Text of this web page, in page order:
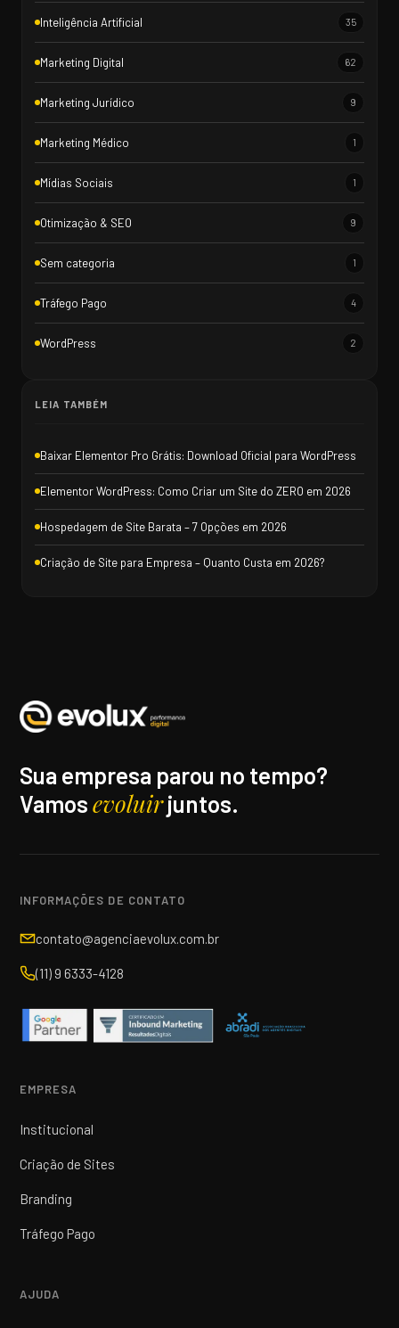
Inteligência Artificial 35
Marketing Digital 62
Marketing Jurídico 9
Marketing Médico 1
Mídias Sociais 1
Otimização & SEO 9
Sem categoria 1
Tráfego Pago 4
WordPress 2
LEIA TAMBÉM
Baixar Elementor Pro Grátis: Download Oficial para WordPress
Elementor WordPress: Como Criar um Site do ZERO em 2026
Hospedagem de Site Barata – 7 Opções em 2026
Criação de Site para Empresa – Quanto Custa em 2026?
Sua empresa parou no tempo?
Vamosevoluirjuntos.
INFORMAÇÕES DE CONTATO
contato@agenciaevolux.com.br
(11) 9 6333-4128
EMPRESA
Institucional
Criação de Sites
Branding
Tráfego Pago
AJUDA